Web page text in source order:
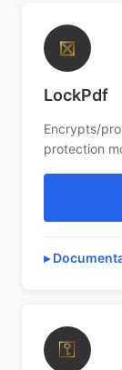
⊠
LockPdf
Encrypts/
protection
⚿